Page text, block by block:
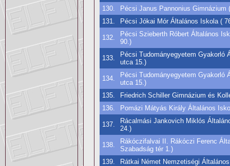
130.
Pécsi Janus Pannonius
131.
Pécsi Jókai Mór Általános Iskola (
132.
Pécsi Szieberth Róbert Általános
90.)
133.
Pécsi Tudományegyetem Gyakorló
utca 15.)
134.
Pécsi Tudományegyetem Gyakorló
utca 15.)
135.
Friedrich Schiller Gimnázium és
136.
Pomázi Mátyás Király Általános
137.
Rácalmási Jankovich Miklós
24.)
138.
Rákóczifalvai II. Rákóczi Ferenc
Szabadság tér 1.)
139.
Rátkai Német Nemzetiségi